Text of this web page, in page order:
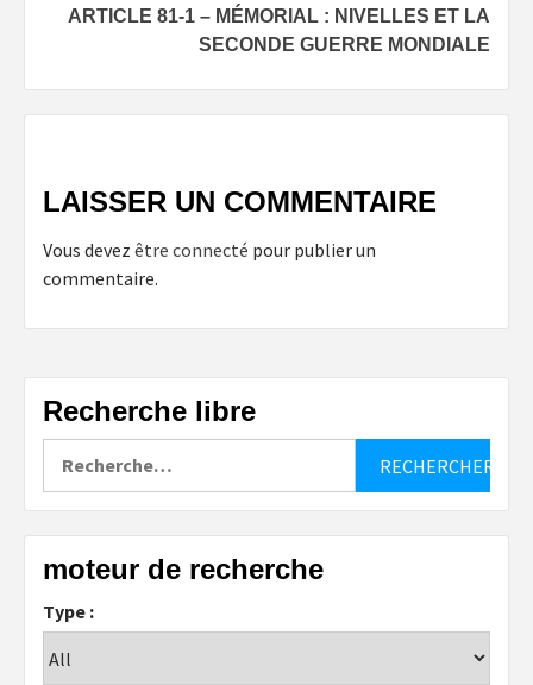
ARTICLE 81-1 – MÉMORIAL : NIVELLES ET LA
SECONDE GUERRE MONDIALE
LAISSER UN COMMENTAIRE
Vous devez être connecté pour publier un
commentaire.
Recherche libre
moteur de recherche
Type :